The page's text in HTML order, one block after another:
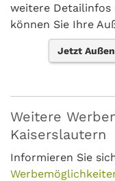
weitere Detailinfos
können Sie Ihre
Jetzt
Weitere
Kaiserslautern
Informieren Sie